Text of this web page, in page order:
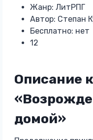
Жанр: ЛитРПГ
Автор: Степан
Бесплатно: нет
12
Описание
домой»